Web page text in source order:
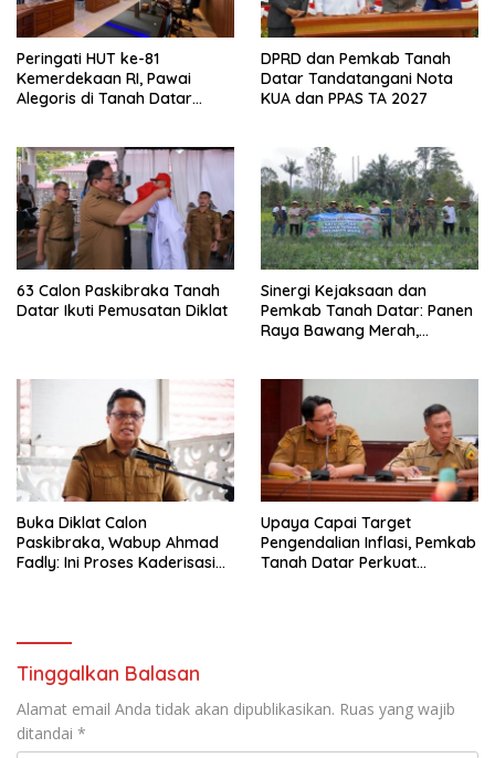
Peringati HUT ke-81
Kemerdekaan RI, Pawai
Alegoris di Tanah Datar
DPRD dan Pemkab Tanah
Datar Tandatangani Nota
KUA dan PPAS TA 2027
63 Calon Paskibraka Tanah
Datar Ikuti Pemusatan Diklat
Sinergi Kejaksaan dan
Pemkab Tanah Datar: Panen
Raya Bawang Merah,
Buka Diklat Calon
Paskibraka, Wabup Ahmad
Fadly: Ini Proses Kaderisasi
Upaya Capai Target
Pengendalian Inflasi, Pemkab
Tanah Datar Perkuat
Tinggalkan Balasan
Alamat email Anda tidak akan dipublikasikan. Ruas yang wajib
ditandai *